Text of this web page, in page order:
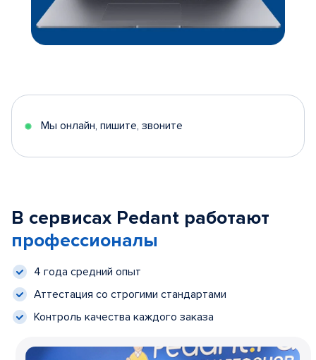
Мы онлайн, пишите, звоните
В сервисах Pedant работают
профессионалы
4 года средний опыт
Аттестация со строгими стандартами
Контроль качества каждого заказа